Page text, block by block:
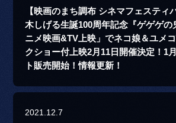
【映画のまち調布 シネマフェスティ
木しげる生誕100周年記念『ゲゲゲの
ニメ映画&TV上映」でネコ娘＆ユメ
クショー付上映2月11日開催決定！1
ト販売開始！情報更新！
2021.12.7